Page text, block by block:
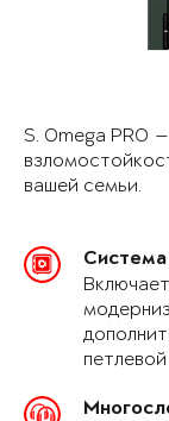
S. Omega PRO
вашей семьи.